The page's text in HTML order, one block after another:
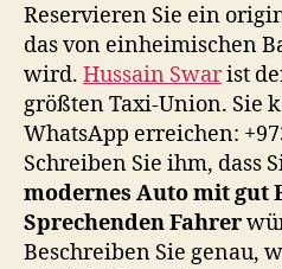
Reservieren Sie ein
das von einheimischen
wird. Hussain Swarist
größten Taxi-Union. Sie
WhatsApp erreichen:
Schreiben Sie ihm, dass
modernes Auto mit gut
Sprechenden Fahrer
Beschreiben Sie genau,